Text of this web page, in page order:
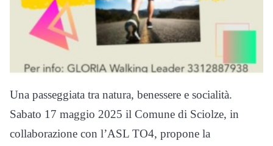
Una passeggiata tra natura, benessere e socialità.
Sabato 17 maggio 2025 il Comune di Sciolze, in
collaborazione con l’ASL TO4, propone la